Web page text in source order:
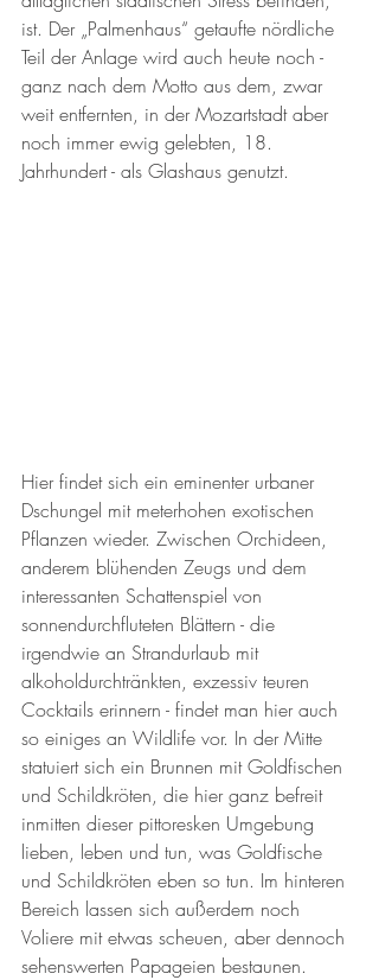
ist. Der „Palmenhaus“ getaufte nördliche
Teil der Anlage wird auch heute noch -
ganz nach dem Motto aus dem, zwar
weit entfernten, in der Mozartstadt aber
noch immer ewig gelebten, 18.
Jahrhundert - als Glashaus genutzt.
Hier findet sich ein eminenter urbaner
Dschungel mit meterhohen exotischen
Pflanzen wieder. Zwischen Orchideen,
anderem blühenden Zeugs und dem
interessanten Schattenspiel von
sonnendurchfluteten Blättern - die
irgendwie an Strandurlaub mit
alkoholdurchtränkten, exzessiv teuren
Cocktails erinnern - findet man hier auch
so einiges an Wildlife vor. In der Mitte
statuiert sich ein Brunnen mit Goldfischen
und Schildkröten, die hier ganz befreit
inmitten dieser pittoresken Umgebung
lieben, leben und tun, was Goldfische
und Schildkröten eben so tun. Im hinteren
Bereich lassen sich außerdem noch
Voliere mit etwas scheuen, aber dennoch
sehenswerten Papageien bestaunen.